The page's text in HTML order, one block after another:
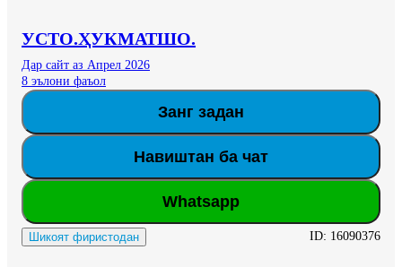
УСТО.ҲУКМАТШО.
Дар сайт аз Апрел 2026
8 эълони фаъол
Занг задан
Навиштан ба чат
Whatsapp
Шикоят фиристодан ID: 16090376